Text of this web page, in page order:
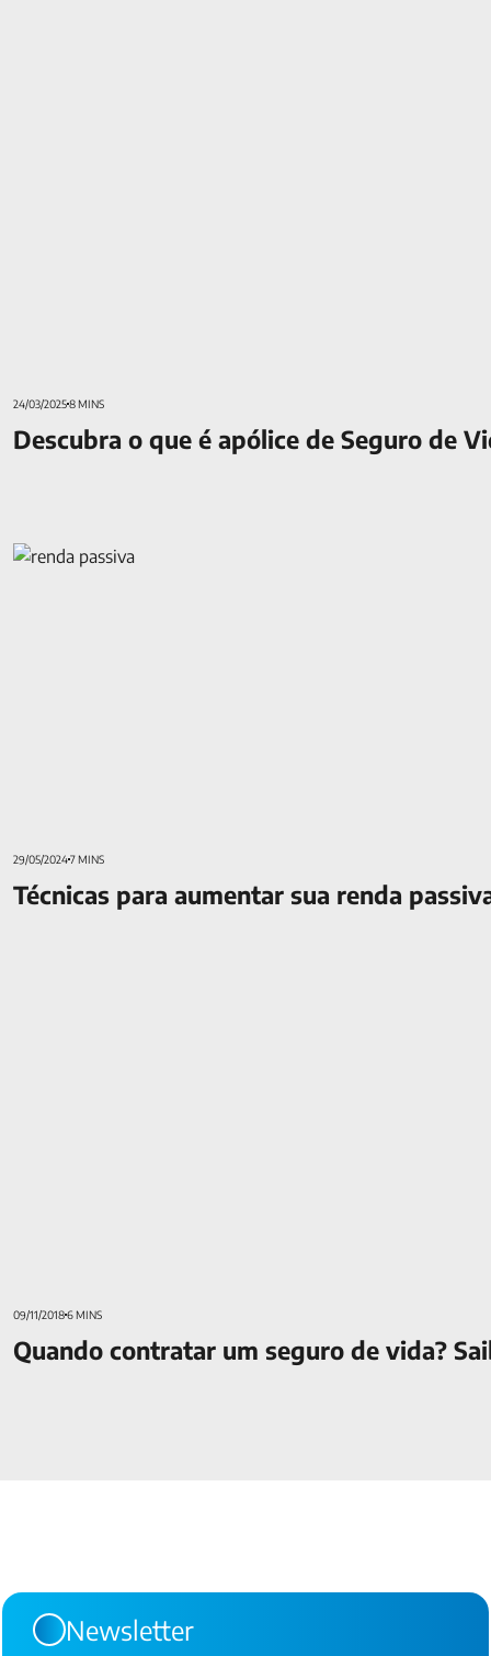
24/03/20258 MINS
Descubra o que é apólice de Seguro de
Técnicas para aumentar sua renda passiva
29/05/20247 MINS
Técnicas para aumentar sua renda
09/11/20186 MINS
Quando contratar um seguro de vida?
Newsletter